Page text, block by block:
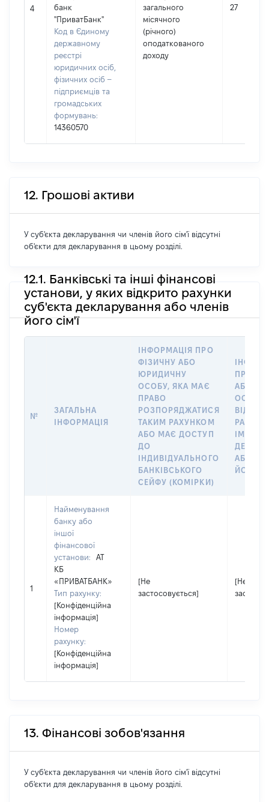
4
банк
"ПриватБанк"
Код в Єдиному
державному
реєстрі
юридичних осіб,
фізичних осіб –
підприємців та
громадських
формувань:
14360570
загального
місячного
(річного)
оподаткованого
доходу
27
12. Грошові активи
У суб'єкта декларування чи членів його сім'ї відсутні
об'єкти для декларування в цьому розділі.
12.1. Банківські та інші фінансові
установи, у яких відкрито рахунки
суб'єкта декларування або членів
його сім'ї
№
ЗАГАЛЬНА
ІНФОРМАЦІЯ
ІНФОРМАЦІЯ ПРО
ФІЗИЧНУ АБО
ЮРИДИЧНУ
ОСОБУ, ЯКА МАЄ
ПРАВО
РОЗПОРЯДЖАТИСЯ
ТАКИМ РАХУНКОМ
АБО МАЄ ДОСТУП
ДО
ІНДИВІДУАЛЬНОГО
БАНКІВСЬКОГО
СЕЙФУ (КОМІРКИ)
ПРО
АБО
ОСОБУ,
ІМ’Я
АБО
ЙОГО
1
Найменування
банку або
іншої
фінансової
установи:
АТ
КБ
«ПРИВАТБАНК»
Тип рахунку:
[Конфіденційна
інформація]
Номер
рахунку:
[Конфіденційна
інформація]
[Не
застосовується]
[Не
13. Фінансові зобов'язання
У суб'єкта декларування чи членів його сім'ї відсутні
об'єкти для декларування в цьому розділі.